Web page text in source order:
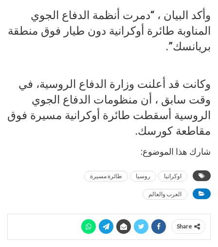
وأكد البيان ، “دمرت أنظمة الدفاع الجوي
المناوبة طائرة أوكرانية دون طيار فوق منطقة
بريانسك”.
وكانت قد أعلنت وزارة الدفاع الروسية، في
وقت سابق ، أن منظومات الدفاع الجوي
الروسية أسقطت طائرة أوكرانية مسيرة فوق
مقاطعة كورسك.
شارك هذا الموضوع:
اوكرانيا روسيا طائرة مسيرة
العرب والعالم
Share